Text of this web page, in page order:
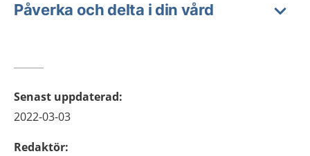
Påverka och delta i din vård
Senast uppdaterad:
2022-03-03
Redaktör: